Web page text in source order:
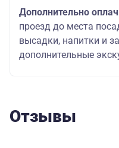
Дополнительно
проезд до места
высадки, напитки и
дополнительные
Отзывы